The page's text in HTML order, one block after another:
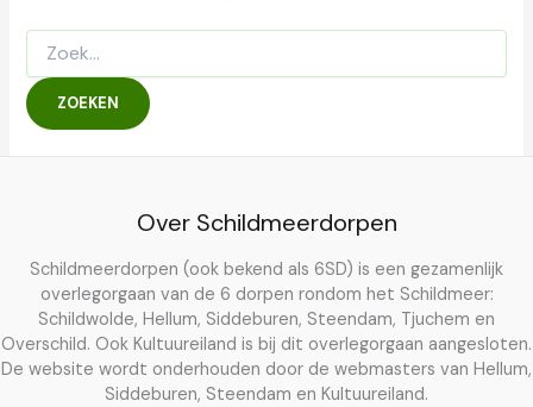
Zoek
naar:
Over Schildmeerdorpen
Schildmeerdorpen (ook bekend als 6SD) is een gezamenlijk
overlegorgaan van de 6 dorpen rondom het Schildmeer:
Schildwolde, Hellum, Siddeburen, Steendam, Tjuchem en
Overschild. Ook Kultuureiland is bij dit overlegorgaan aangesloten.
De website wordt onderhouden door de webmasters van Hellum,
Siddeburen, Steendam en Kultuureiland.